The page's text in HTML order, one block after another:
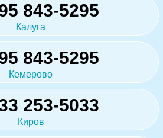
843-5295
Калуга
843-5295
Кемерово
253-5033
Киров